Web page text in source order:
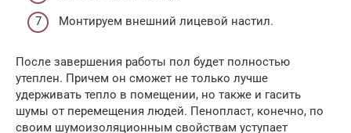
Монтируем внешний лицевой настил.
После завершения работы пол будет полностью
утеплен. Причем он сможет не только лучше
удерживать тепло в помещении, но также и гасить
шумы от перемещения людей. Пенопласт, конечно, по
своим шумоизоляционным свойствам уступает